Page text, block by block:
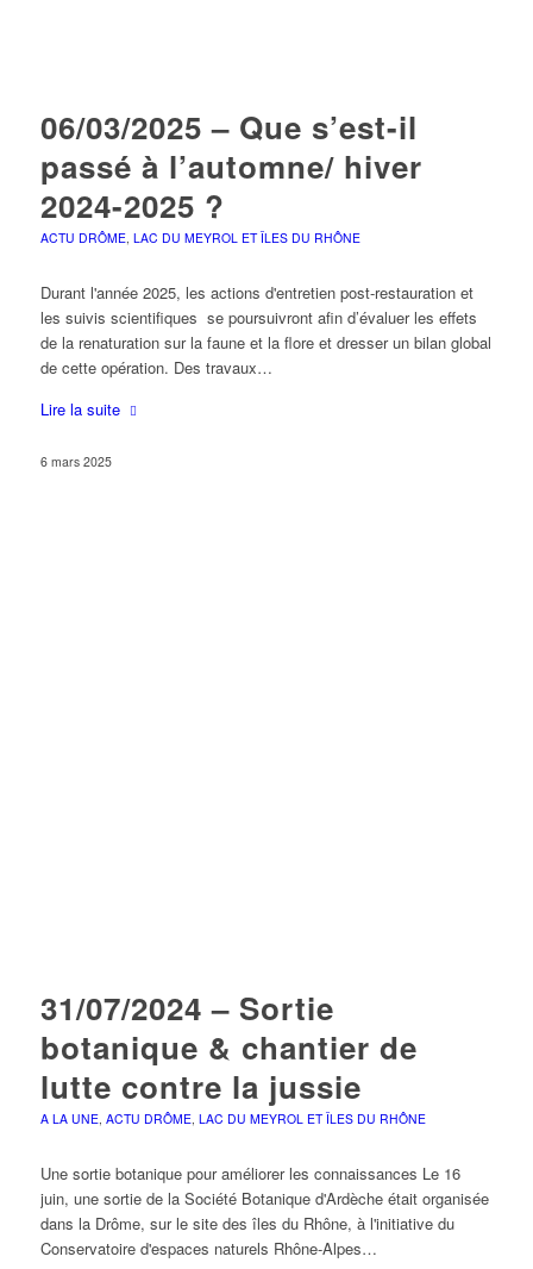
06/03/2025 – Que s’est-il
passé à l’automne/ hiver
2024-2025 ?
ACTU DRÔME, LAC DU MEYROL ET ÎLES DU RHÔNE
Durant l'année 2025, les actions d'entretien post-restauration et
les suivis scientifiques se poursuivront afin d’évaluer les effets
de la renaturation sur la faune et la flore et dresser un bilan global
de cette opération. Des travaux…
Lire la suite
6 mars 2025
31/07/2024 – Sortie
botanique & chantier de
lutte contre la jussie
A LA UNE, ACTU DRÔME, LAC DU MEYROL ET ÎLES DU RHÔNE
Une sortie botanique pour améliorer les connaissances Le 16
juin, une sortie de la Société Botanique d'Ardèche était organisée
dans la Drôme, sur le site des îles du Rhône, à l'initiative du
Conservatoire d'espaces naturels Rhône-Alpes…